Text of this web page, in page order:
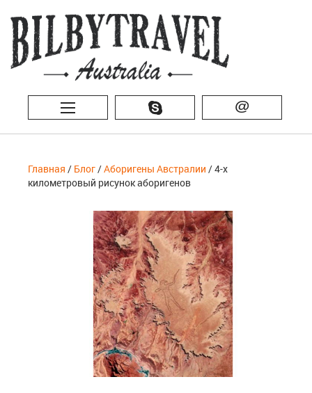
@
Главная / Блог/Аборигены Австралии / 4-х
километровый рисунок аборигенов